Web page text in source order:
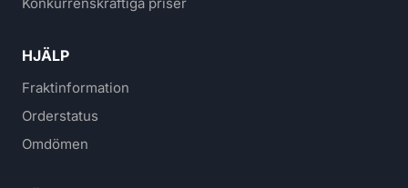
HJÄLP
Fraktinformation
Orderstatus
Omdömen